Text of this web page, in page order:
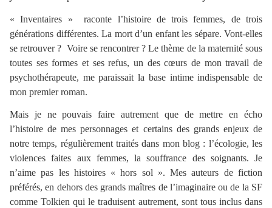
« Inventaires » raconte l’histoire de trois femmes, de trois
générations différentes. La mort d’un enfant les sépare. Vont-elles
se retrouver ? Voire se rencontrer ? Le thème de la maternité sous
toutes ses formes et ses refus, un des cœurs de mon travail de
psychothérapeute, me paraissait la base intime indispensable de
mon premier roman.
Mais je ne pouvais faire autrement que de mettre en écho
l’histoire de mes personnages et certains des grands enjeux de
notre temps, régulièrement traités dans mon blog : l’écologie, les
violences faites aux femmes, la souffrance des soignants. Je
n’aime pas les histoires « hors sol ». Mes auteurs de fiction
préférés, en dehors des grands maîtres de l’imaginaire ou de la SF
comme Tolkien qui le traduisent autrement, sont tous inclus dans